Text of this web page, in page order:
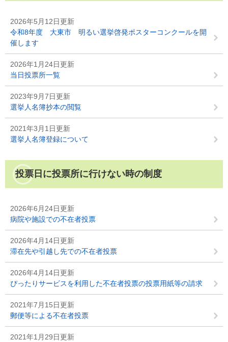
2026年5月12日更新
令和8年度 大東市 明るい選挙啓発ポスターコンクールを開
催します
2026年1月24日更新
当日投票所一覧
2023年9月7日更新
選挙人名簿抄本の閲覧
2021年3月1日更新
選挙人名簿登録について
投票日に投票所に行けない時の制度
2026年6月24日更新
病院や施設での不在者投票
2026年4月14日更新
滞在先や引越し先での不在者投票
2026年4月14日更新
ぴったりサービスを利用した不在者投票の投票用紙等の請求
2021年7月15日更新
郵便等による不在者投票
2021年1月29日更新